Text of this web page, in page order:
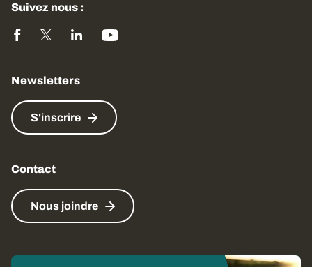
Suivez nous :
Newsletters
S'inscrire
Contact
Nous joindre